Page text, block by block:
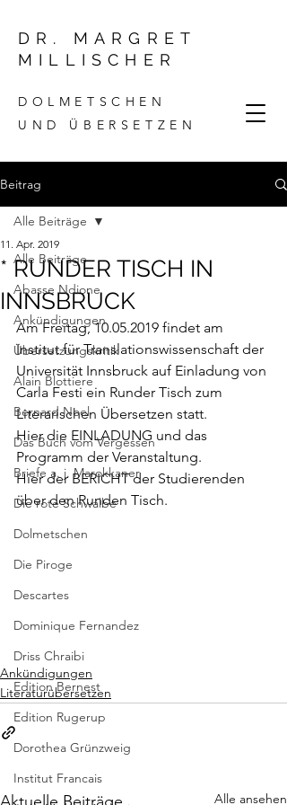
DR. MARGRET
MILLISCHER
DOLMETSCHEN
UND ÜBERSETZEN
Beitrag
Alle Beiträge
Abasse Ndione
Ankündigungen
Übersetzungskritik
Alain Blottiere
Bernard Noel
Das Buch vom Vergessen
Briefe a. j. Marokkaner
Die rote Schwalbe
Dolmetschen
Die Piroge
Descartes
Dominique Fernandez
Driss Chraibi
Edition Bernest
Edition Rugerup
Dorothea Grünzweig
Institut Francais
Alle Beiträge
* RUNDER TISCH IN
INNSBRUCK
11. Apr. 2019
Am Freitag, 10.05.2019 findet am
Institut für Translationswissenschaft der
Universität Innsbruck auf Einladung von
Carla Festi ein Runder Tisch zum
Literarischen Übersetzen statt.
Hier die EINLADUNG und das
Programm der Veranstaltung.
Hier der BERICHT der Studierenden
über den Runden Tisch.
Ankündigungen
Literaturübersetzen
Alle ansehen